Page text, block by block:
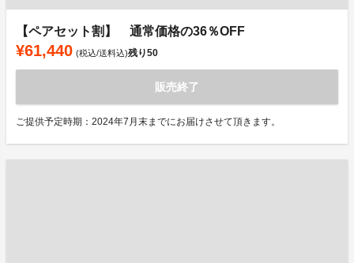
【ペアセット割】 通常価格の36％OFF
¥61,440 (税込/送料込)残り50
販売終了
ご提供予定時期：2024年7月末までにお届けさせて頂きます。